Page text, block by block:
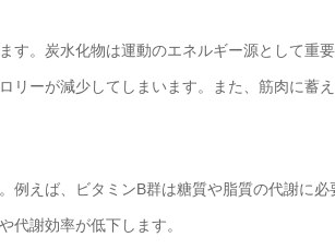
す。炭水化物は運動のエネルギー源として重
リーが減少してしまいます。また、筋肉に蓄
例えば、ビタミンB群は糖質や脂質の代謝に
代謝効率が低下します。